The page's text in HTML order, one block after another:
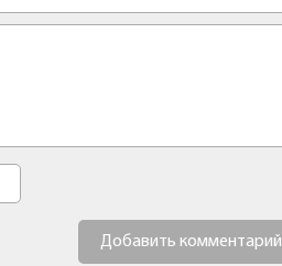
Добавить комментарий